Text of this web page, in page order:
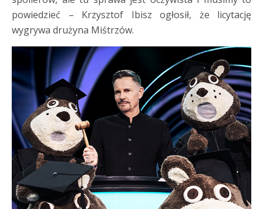
powiedzieć – Krzysztof Ibisz ogłosił, że licytację
wygrywa drużyna Miśtrzów.